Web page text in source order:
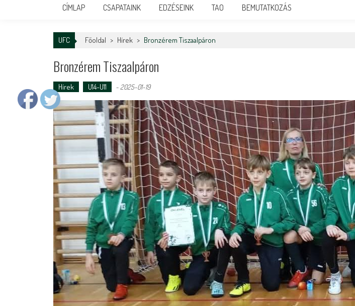
CÍMLAP CSAPATAINK EDZÉSEINK TAO BEMUTATKOZÁS
UFC Főoldal > Hírek > Bronzérem Tiszaalpáron
Bronzérem Tiszaalpáron
Hírek U14-U11 - 2025-01-19